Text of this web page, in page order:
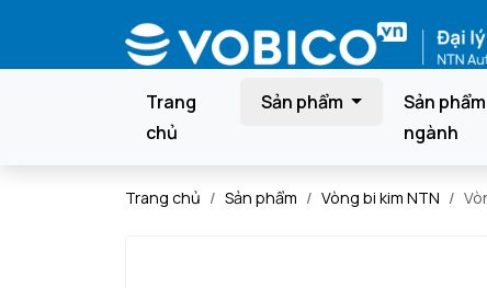
Trang
chủ
Sản phẩm
Sản
ngành
Trang chủ Sản phẩm Vòng bi kim NTN